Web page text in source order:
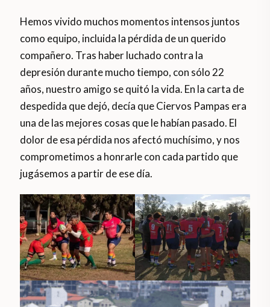
Hemos vivido muchos momentos intensos juntos
como equipo, incluida la pérdida de un querido
compañero. Tras haber luchado contra la
depresión durante mucho tiempo, con sólo 22
años, nuestro amigo se quitó la vida. En la carta de
despedida que dejó, decía que Ciervos Pampas era
una de las mejores cosas que le habían pasado. El
dolor de esa pérdida nos afectó muchísimo, y nos
comprometimos a honrarle con cada partido que
jugásemos a partir de ese día.